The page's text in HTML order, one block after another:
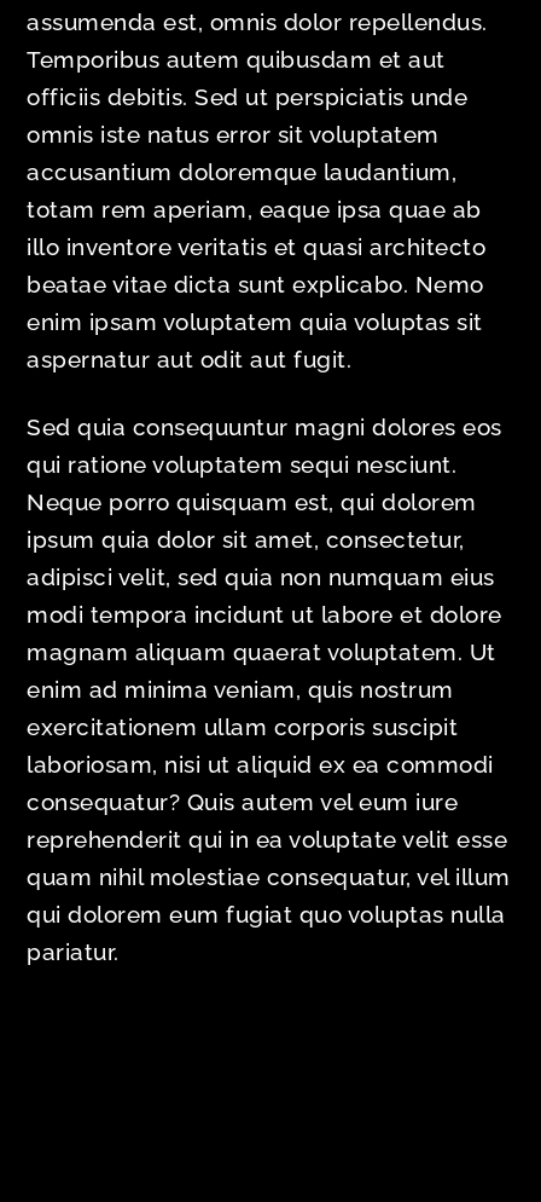
assumenda est, omnis dolor repellendus.
Temporibus autem quibusdam et aut
officiis debitis. Sed ut perspiciatis unde
omnis iste natus error sit voluptatem
accusantium doloremque laudantium,
totam rem aperiam, eaque ipsa quae ab
illo inventore veritatis et quasi architecto
beatae vitae dicta sunt explicabo. Nemo
enim ipsam voluptatem quia voluptas sit
aspernatur aut odit aut fugit.
Sed quia consequuntur magni dolores eos
qui ratione voluptatem sequi nesciunt.
Neque porro quisquam est, qui dolorem
ipsum quia dolor sit amet, consectetur,
adipisci velit, sed quia non numquam eius
modi tempora incidunt ut labore et dolore
magnam aliquam quaerat voluptatem. Ut
enim ad minima veniam, quis nostrum
exercitationem ullam corporis suscipit
laboriosam, nisi ut aliquid ex ea commodi
consequatur? Quis autem vel eum iure
reprehenderit qui in ea voluptate velit esse
quam nihil molestiae consequatur, vel illum
qui dolorem eum fugiat quo voluptas nulla
pariatur.